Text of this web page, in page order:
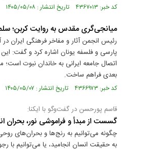
کد خبر: ۴۳۶۷۰۱۳ تاریخ انتشار : ۱۴۰۵/۰۵/۰۸
میانجی‌گری مقدس به روایت کربن؛
رئیس انجمن آثار و مفاخر فرهنگی
پارسی و فلسفه یونان اشاره کرد و گفت:
اتصال جامعه ایرانی به خاندان نبوت
بعدی فراهم ساخت.
کد خبر: ۴۳۶۶۹۷۳ تاریخ انتشار : ۱۴۰۵/۰۵/۰۷
قاسم پورحسن در گفت‌وگو با ایکنا:
گسست از مبدأ و فراموشی نور، بحران
چگونه می‌توانیم به رنج‌ها و بحران‌های
به حقیقت انسان انجامید، یا می‌توانیم